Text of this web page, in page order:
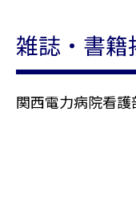
雑誌・書籍
関西電力病院看